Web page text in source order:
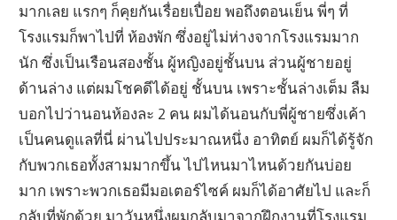
มากเลย แรกๆ ก็คุยกันเรื่อยเปื่อย พอถึงตอนเย็น พี่ๆ ที่
โรงแรมก็พาไปที่ ห้องพัก ซึ่งอยู่ไม่ห่างจากโรงแรมมาก
นัก ซึ่งเป็นเรือนสองชั้น ผู้หญิงอยู่ชั้นบน ส่วนผู้ชายอยู่
ด้านล่าง แต่ผมโชคดีได้อยู่ ชั้นบน เพราะชั้นล่างเต็ม ลืม
บอกไปว่านอนห้องละ 2 คน ผมได้นอนกับพี่ผู้ชายซึ่งเค้า
เป็นคนดูแลที่นี่ ผ่านไปประมาณหนึ่ง อาทิตย์ ผมก็ได้รู้จัก
กับพวกเธอทั้งสามมากขึ้น ไปไหนมาไหนด้วยกันบ่อย
มาก เพราะพวกเธอมีมอเตอร์ไซค์ ผมก็ได้อาศัยไป และก็
กลับที่พักด้วย มาวันหนึ่งผมกลับมาจากฝึกงานที่โรงแรม